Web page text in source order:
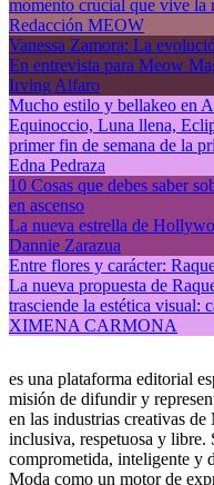
momento crucial que vive la
Redacción MEOW
Vanessa Zamora: La
En entrevista para Meow
Irving Alfaro
Mucho estilo y bellakeo en
Equinoccio, Luna llena,
primer fin de semana de la
Edna Pedraza
10 Cosas que debes saber
en ascenso
La nueva estrella de
Dannie Zarazua
Entre flores y carácter:
La nueva propuesta de
trasciende la estética visual:
XIMENA CARMONA
es una plataforma editorial
misión de difundir y
en las industrias creativas
inclusiva, respetuosa y libre.
comprometida, inteligente y
Moda como un motor de